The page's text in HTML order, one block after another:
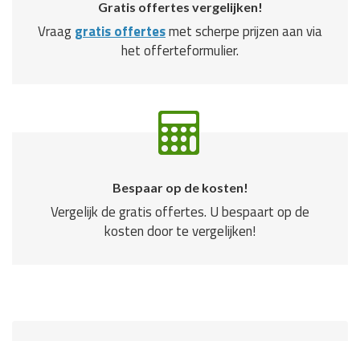
Gratis offertes vergelijken!
Vraaggratis offertesmet scherpe prijzen aan via
het offerteformulier.
Bespaar op de kosten!
Vergelijk de gratis offertes. U bespaart op de
kosten door te vergelijken!